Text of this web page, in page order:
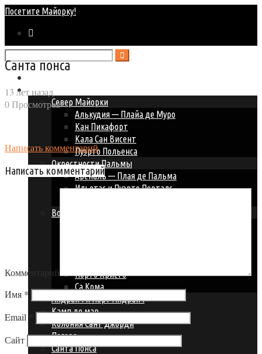
Посетите Майорку!
Курорты Майорки
Север Майорки
Алькудия — Плайа де Муро
Кан Пикафорт
Кала Сан Висент
Пуэрто Польенса
Окрестности Пальмы
Ареналь — Плая де Пальма
Ильетас и Пуэрто Порталс
Восточное побережье
Порто Кристо
Са Кома
Андрайч и Порт Андрайч
Камп де мар
Колония Сант Джорди
Пагера
Санта Понса
Санта понса
13 лет назад
0 Просмотров
Написать комментарий
Написать комментарий
Комментарий
Имя *
Email
Сайт